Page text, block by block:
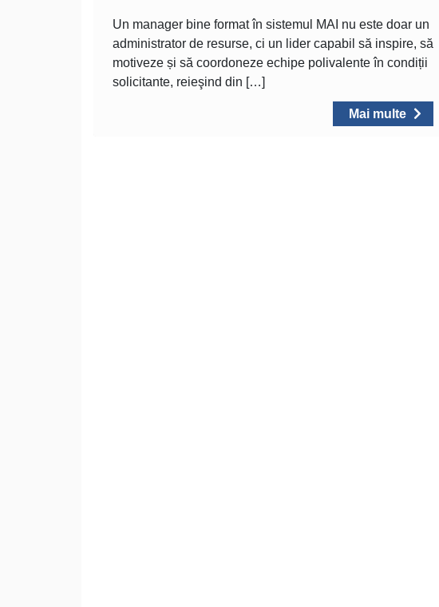
Un manager bine format în sistemul MAI nu este doar un
administrator de resurse, ci un lider capabil să inspire, să
motiveze și să coordoneze echipe polivalente în condiții
solicitante, reieşind din […]
Mai multe